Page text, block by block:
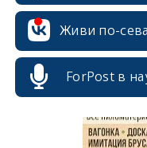
Живи по-
ForPost в